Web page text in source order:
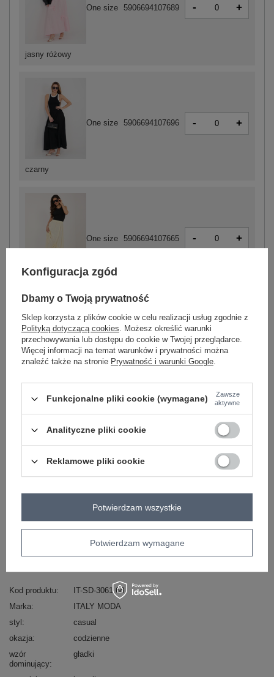
czarny
One size 5906694107696 - +
One size 5906694107665 - +
jasny niebieski
One size 5906694107672 -
jasny różowy
One size 5906694107689 - +
Zobacz wszystkie kolory (+3)
ZALOGUJ SIĘ I ZOBACZ CENĘ
Masz pytanie? Chętnie pomożemy.
Zadzwoń+48 601 547 740 Zadaj pytanie
Kod produktu
IT-SD-3061.68
Marka
ITALY MODA
styl
casual
okazja
codzienne
wzór
dominujący
gładki
Konfiguracja zgód
Dbamy o Twoją prywatność
Sklep korzysta z plików cookie w celu realizacji usług zgodnie z
Polityką dotyczącą cookies. Możesz określić warunki
przechowywania lub dostępu do cookie w Twojej przeglądarce.
Więcej informacji na temat warunków i prywatności można
znaleźć także na stronie Prywatność i warunki Google.
Funkcjonalne pliki cookie (wymagane)
Zawsze
aktywne
Analityczne pliki cookie
Reklamowe pliki cookie
Potwierdzam wymagane
Potwierdzam wszystkie